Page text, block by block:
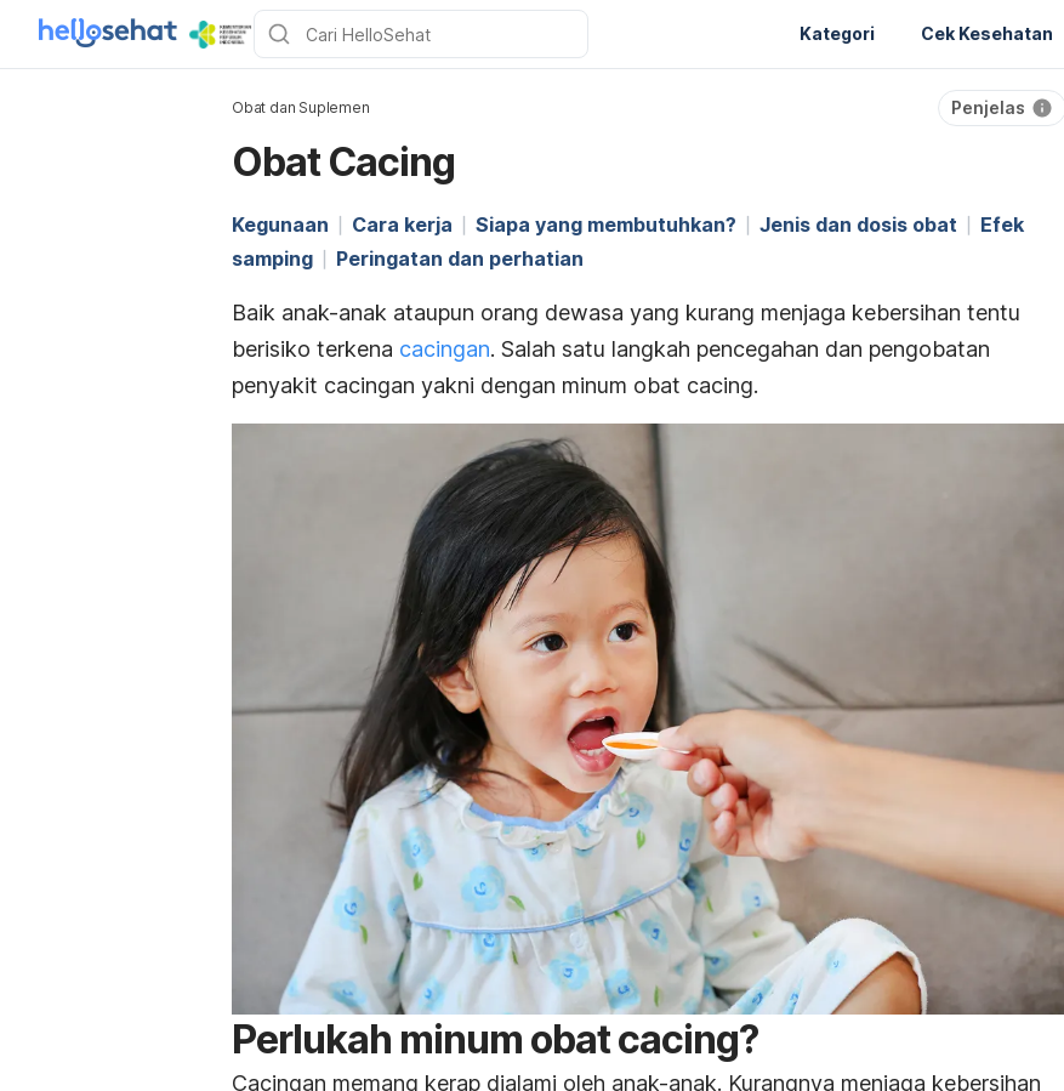
Kategori Cek Kesehatan
Obat dan Suplemen Penjelas
Obat Cacing
Kegunaan Cara kerja Siapa yang membutuhkan? Jenis dan dosis obat
Efek
samping
Peringatan dan perhatian
Baik anak-anak ataupun orang dewasa yang kurang menjaga kebersihan tentu
berisiko terkena cacingan. Salah satu langkah pencegahan dan pengobatan
penyakit cacingan yakni dengan minum obat cacing.
Perlukah minum obat cacing?
Cacingan memang kerap dialami oleh anak-anak. Kurangnya menjaga kebersihan